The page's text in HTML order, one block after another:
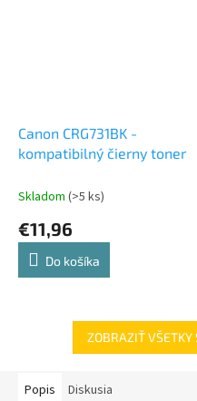
Canon CRG731BK -
kompatibilný čierny toner
Skladom (>5 ks)
€11,96
Do košíka
ZOBRAZIŤ VŠETKY
Popis Diskusia